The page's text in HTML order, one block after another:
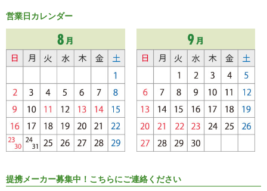
営業日カレンダー
提携メーカー募集中！こちらにご連絡ください